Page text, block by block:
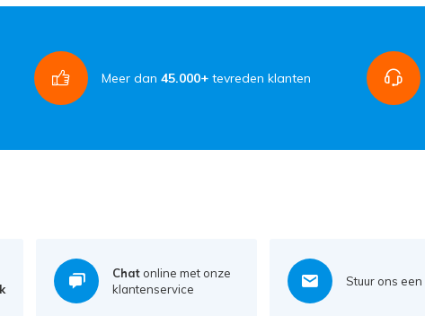
Meer dan 45.000+ tevreden klanten
Chat online met onze
klantenservice
Stuur ons een